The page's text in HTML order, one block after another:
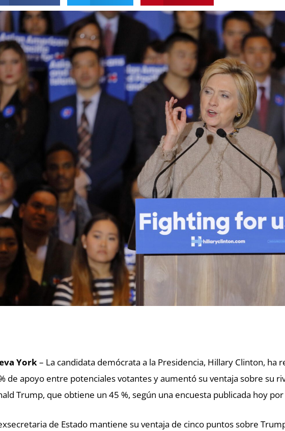
York– La candidata demócrata a la Presidencia, Hillary Clinton, ha
de apoyo entre potenciales votantes y aumentó su ventaja sobre su
Trump, que obtiene un 45 %, según una encuesta publicada hoy
de Estado mantiene su ventaja de cinco puntos sobre